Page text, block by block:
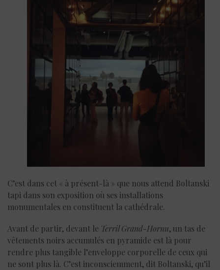
C’est dans cet « à présent-là » que nous attend Boltanski
tapi dans son exposition où ses installations
monumentales en constituent la cathédrale.
Avant de partir, devant le Terril Grand-Hornu, un tas de
vêtements noirs accumulés en pyramide est là pour
rendre plus tangible l’enveloppe corporelle de ceux qui
ne sont plus là. C’est inconsciemment, dit Boltanski, qu’il